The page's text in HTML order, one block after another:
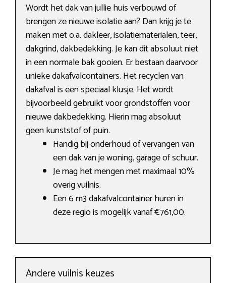
Wordt het dak van jullie huis verbouwd of
brengen ze nieuwe isolatie aan? Dan krijg je te
maken met o.a. dakleer, isolatiematerialen, teer,
dakgrind, dakbedekking. Je kan dit absoluut niet
in een normale bak gooien. Er bestaan daarvoor
unieke dakafvalcontainers. Het recyclen van
dakafval is een speciaal klusje. Het wordt
bijvoorbeeld gebruikt voor grondstoffen voor
nieuwe dakbedekking. Hierin mag absoluut
geen kunststof of puin.
Handig bij onderhoud of vervangen van
een dak van je woning, garage of schuur.
Je mag het mengen met maximaal 10%
overig vuilnis.
Een 6 m3 dakafvalcontainer huren in
deze regio is mogelijk vanaf €761,00.
Andere vuilnis keuzes